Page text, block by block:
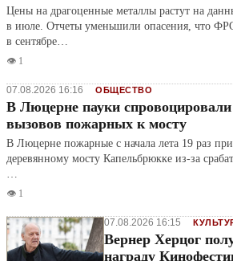
Цены на драгоценные металлы растут на
в июле. Отчеты уменьшили опасения, что
в сентябре…
👁️ 1
07.08.2026 16:16 ОБЩЕСТВО
В Люцерне пауки
вызовов пожарных к мосту
В Люцерне пожарные с начала лета 19 раз
деревянному мосту Капельбрюкке из-за
👁️ 1
07.08.2026 16:15
Вернер Херцог
награду